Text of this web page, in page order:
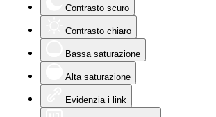
Contrasto scuro
Contrasto chiaro
Bassa saturazione
Alta saturazione
Evidenzia i link